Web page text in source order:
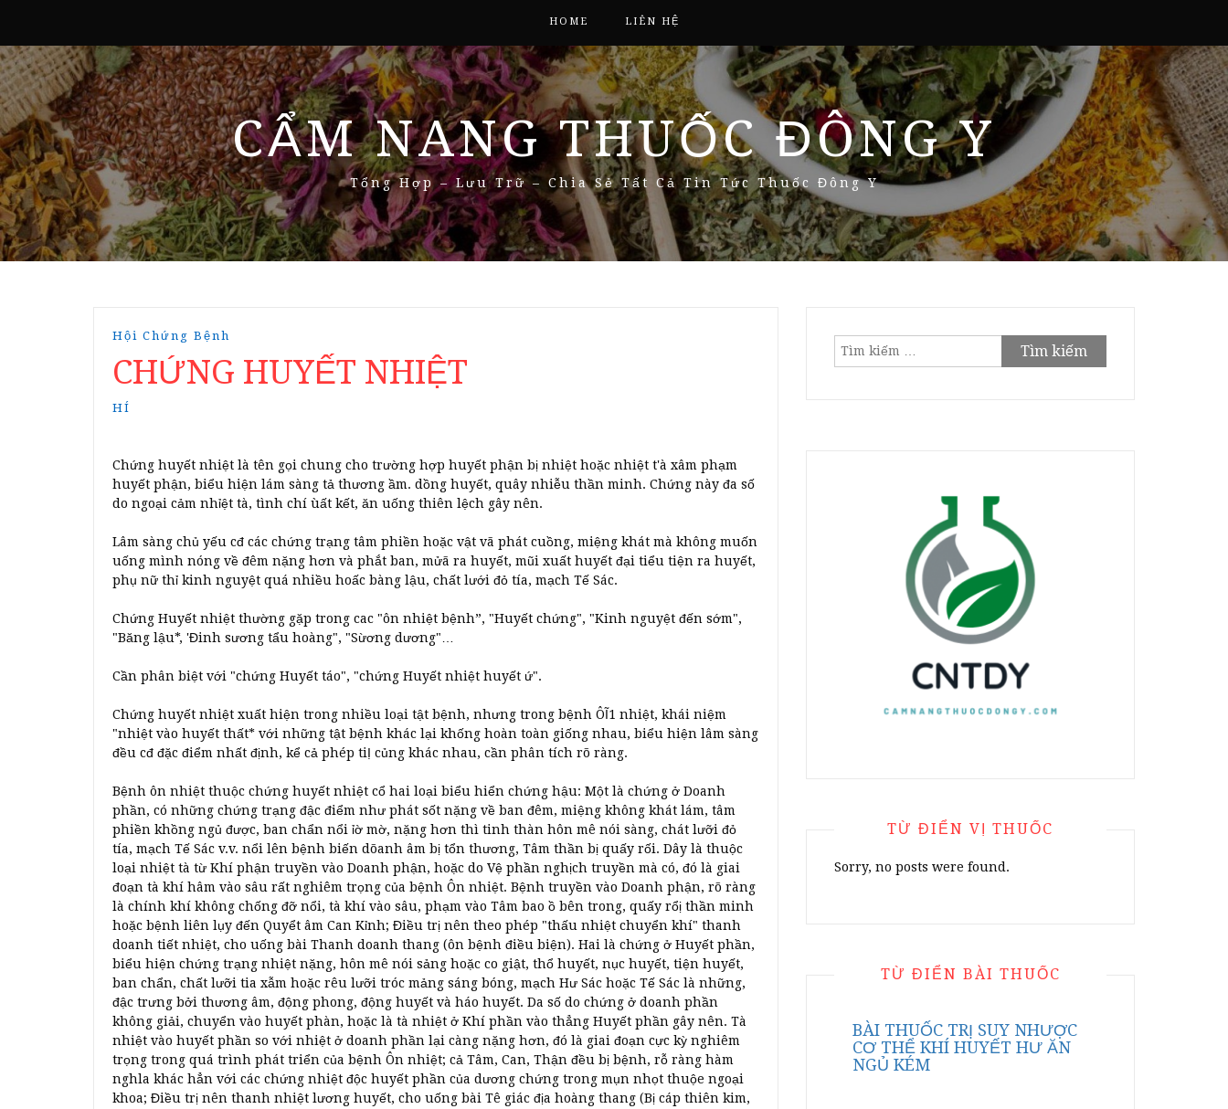
HOME LIÊN HỆ
CẨM NANG THUỐC ĐÔNG Y
Tổng Hợp – Lưu Trữ – Chia Sẻ Tất Cả Tin Tức Thuốc Đông Y
Hội Chứng Bệnh
CHỨNG HUYẾT NHIỆT
HÍ
Chứng huyết nhiệt là tên gọi chung cho trường hợp huyết phận bị nhiệt hoặc nhiệt t'à xâm phạm
huyết phận, biểu hiện lám sàng tả thương ầm. dồng huyết, quây nhiễu thần minh. Chứng này đa số
do ngoại cảm nhỉệt tà, tình chí ùất kết, ăn uống thiên lệch gây nên.
Lâm sàng chủ yếu cđ các chứng trạng tâm phiền hoặc vật vã phát cuồng, miệng khát mà không muốn
uống mình nóng về đêm nặng hơn và phắt ban, mửã ra huyết, mũi xuất huyết đại tiểu tiện ra huyết,
phụ nữ thỉ kinh nguyệt quá nhiều hoấc bàng lậu, chất lưới đỏ tía, mạch Tế Sác.
Chứng Huyết nhiệt thường gặp trong cac "ôn nhiệt bệnh”, "Huyết chứng", "Kinh nguyệt đến sớm",
"Băng lậu*, 'Đinh sương tẩu hoàng", "Sừơng dương"…
Cần phân biệt với "chứng Huyết táo", "chứng Huyết nhiệt huyết ứ".
Chứng huyết nhiệt xuất hiện trong nhiều loại tật bệnh, nhưng trong bệnh ÔĨ1 nhiệt, khái niệm
"nhiệt vào huyết thất* với những tật bệnh khác lại khống hoàn toàn giống nhau, biểu hiện lâm sàng
đều cđ đặc điểm nhất định, kể cả phép tiỊ củng khác nhau, cần phân tích rõ ràng.
Bệnh ôn nhiệt thuộc chứng huyết nhiệt cổ hai loại biểu hiển chứng hậu: Một là chứng ở Doanh
phần, có những chứng trạng đậc điểm như phát sốt nặng về ban đêm, miệng không khát lám, tâm
phiền khồng ngủ được, ban chẩn nổi ỉờ mờ, nặng hơn thì tinh thàn hôn mê nói sàng, chát lưỡi đỏ
tía, mạch Tế Sác v.v. nổi lên bệnh biến dõanh âm bị tổn thương, Tâm thần bị quấy rối. Dây là thuộc
loại nhiệt tà từ Khí phận truyền vào Doanh phận, hoặc do Vệ phần nghịch truyền mà có, đó là giai
đoạn tà khí hâm vào sâu rất nghiêm trọng của bệnh Ôn nhiệt. Bệnh truyền vào Doanh phận, rõ ràng
là chính khí không chống đỡ nổi, tà khí vào sâu, phạm vào Tâm bao ồ bên trong, quấy rổị thần minh
hoặc bệnh liên lụy đến Quyểt âm Can Kỉnh; Điều trị nên theo phép "thấu nhiệt chuyển khí" thanh
doanh tiết nhiệt, cho uống bài Thanh doanh thang (ôn bệnh điều biện). Hai là chứng ở Huyết phần,
biểu hiện chứng trạng nhiệt nặng, hôn mê nói sảng hoặc co giật, thổ huyết, nục huyết, tiện huyết,
ban chẩn, chất lưỡi tia xẫm hoặc rêu lưỡi tróc mảng sáng bóng, mạch Hư Sác hoặc Tế Sác là những,
đậc trưng bởi thương âm, động phong, động huyết và háo huyết. Da số do chứng ở doanh phần
không giải, chuyển vào huyết phàn, hoặc là tà nhiệt ở Khí phần vào thẳng Huyết phần gây nên. Tà
nhiệt vào huyết phần so với nhiệt ở doanh phần lại càng nặng hơn, đó là giai đoạn cực kỳ nghiêm
trọng trong quá trình phát triển của bệnh Ôn nhiệt; cả Tâm, Can, Thận đều bị bệnh, rỗ ràng hàm
nghla khác hẳn với các chứng nhiệt độc huyết phần của dương chứng trong mụn nhọt thuộe ngoại
khoa; Điều trị nên thanh nhiệt lương huyết, cho uống bài Tê giác địa hoàng thang (Bị cáp thiên kim,
Tìm
TỪ ĐIỂN VỊ THUỐC
Sorry, no posts were found.
TỪ ĐIỂN BÀI THUỐC
BÀI THUỐC TRỊ SUY NHƯỢC
CƠ THỂ KHÍ HUYẾT HƯ ĂN
NGỦ KÉM